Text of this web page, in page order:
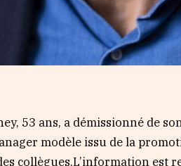
53 ans, a démissionné de
modèle issu de la
collègues.L’information